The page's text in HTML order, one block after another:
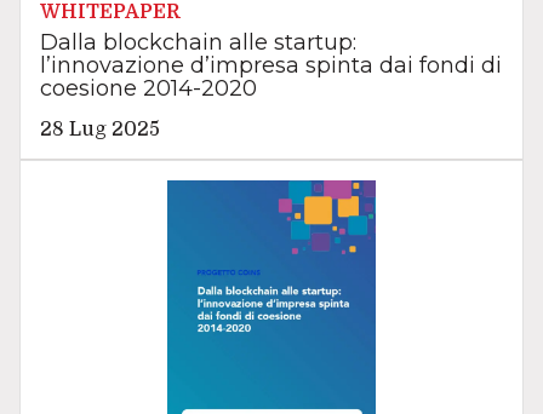
WHITEPAPER
Dalla blockchain alle startup:
l’innovazione d’impresa spinta dai fondi di
coesione 2014-2020
28 Lug 2025